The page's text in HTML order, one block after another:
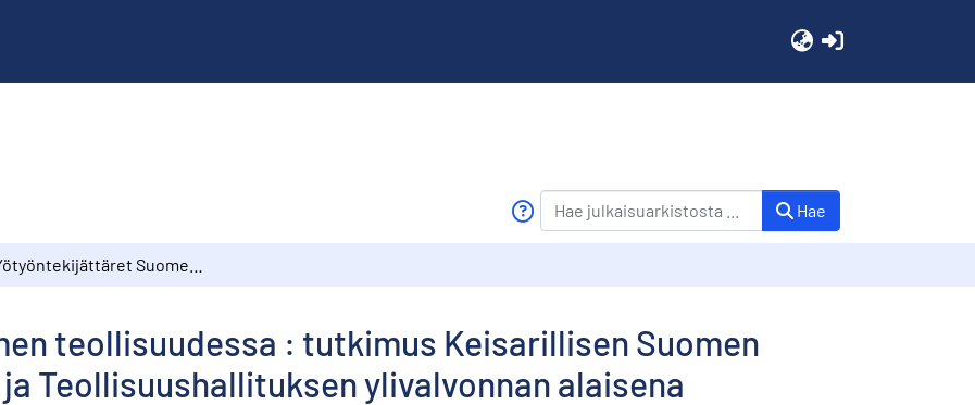
Hae
teollisuudessa : tutkimus Keisarillisen Suomen
Teollisuushallituksen ylivalvonnan alaisena